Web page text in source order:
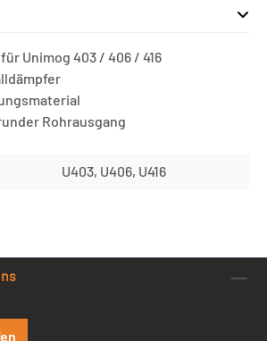
Unimog 403 / 406 / 416
Rohrausgang
U403, U406, U416